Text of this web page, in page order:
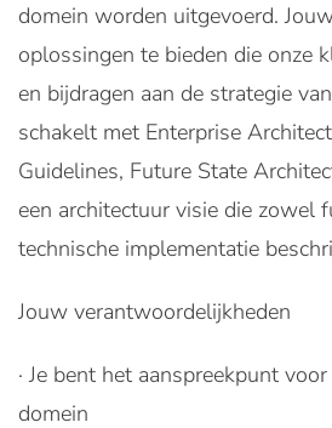
domein worden uitgevoerd.
oplossingen te bieden die onze
en bijdragen aan de strategie
schakelt met Enterprise
Guidelines, Future State
een architectuur visie die zowel
technische implementatie
Jouw verantwoordelijkheden
· Je bent het aanspreekpunt
domein